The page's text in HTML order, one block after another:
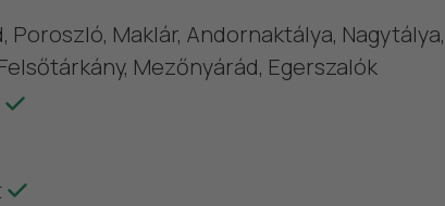
Poroszló, Maklár, Andornaktálya, Nagytálya,
Mezőnyárád, Egerszalók